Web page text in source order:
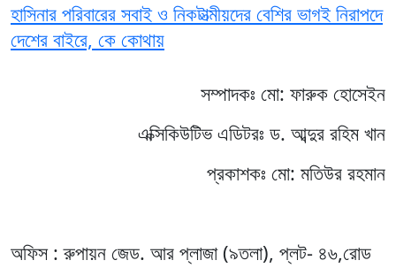
হাসিনার পরিবারের সবাই ও নিকটাত্মীয়দের বেশির ভাগই নিরাপদে
দেশের বাইরে, কে কোথায়
সম্পাদকঃ মো: ফারুক হোসেইন
এক্সিকিউটিভ এডিটরঃ ড. আব্দুর রহিম খান
প্রকাশকঃ মো: মতিউর রহমান
অফিস : রুপায়ন জেড. আর প্লাজা (৯তলা), প্লট- ৪৬,রোড